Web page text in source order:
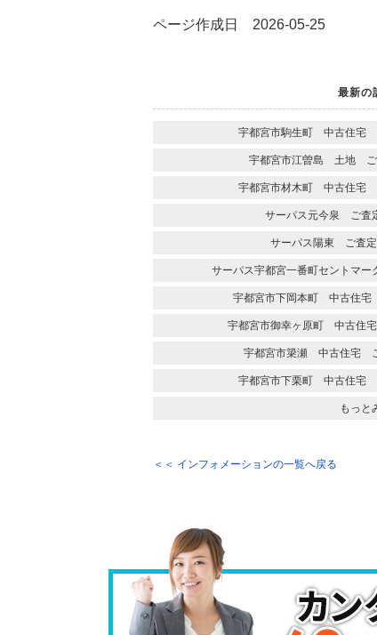
ページ作成日 2026-05-25
最新の
宇都宮市駒生町 中古住宅
宇都宮市江曽島 土地 ご
宇都宮市材木町 中古住宅
サーパス元今泉 ご査
サーパス陽東 ご査定
サーパス宇都宮一番町セントマ
宇都宮市下岡本町 中古住宅
宇都宮市御幸ヶ原町 中古住
宇都宮市簗瀬 中古住宅
宇都宮市下栗町 中古住宅
もっと
＜＜ インフォメーションの一覧へ戻る